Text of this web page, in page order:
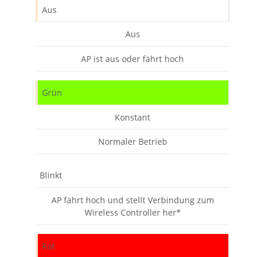
Aus
Aus
AP ist aus oder fährt hoch
Grün
Konstant
Normaler Betrieb
Blinkt
AP fährt hoch und stellt Verbindung zum
Wireless Controller her*
Rot